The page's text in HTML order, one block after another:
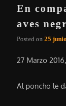
En
aves
Posted on25
27 Marzo
Al poncho le